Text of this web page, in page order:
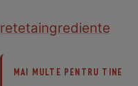
retetaingrediente
MAI MULTE PENTRU TINE